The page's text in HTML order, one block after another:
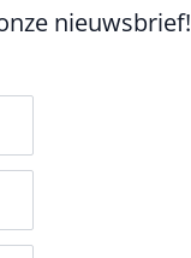
nieuwsbrief!